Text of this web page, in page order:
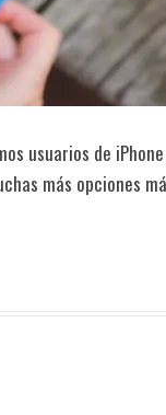
usuarios de
más opciones